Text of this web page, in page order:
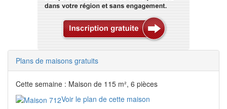
Plans de maisons gratuits
Cette semaine : Maison de 115 m², 6 pièces
Voir le plan de cette maison